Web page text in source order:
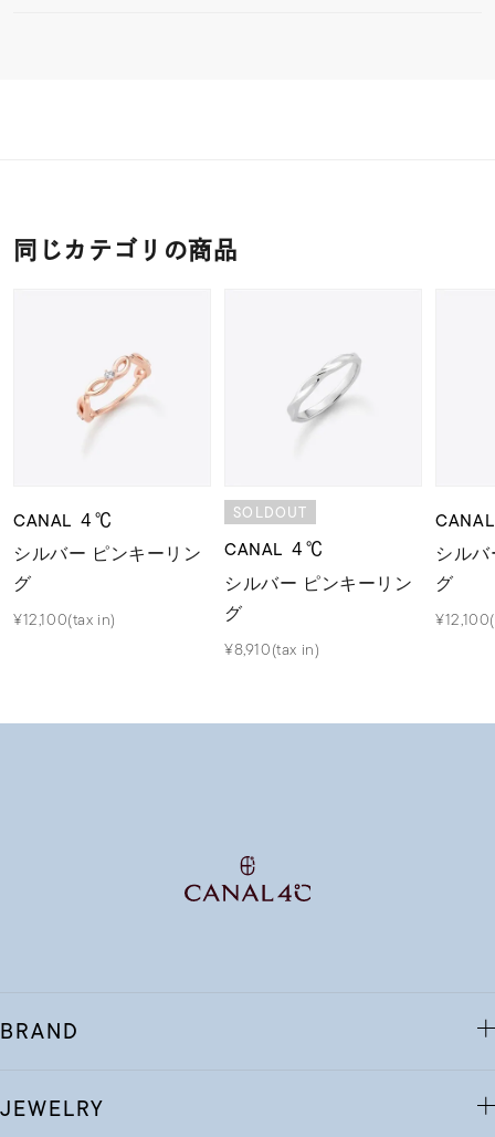
同じカテゴリの商品
CANAL ４℃
シルバー ピンキーリン
グ
¥12,100(tax in)
SOLDOUT
CANAL ４℃
シルバー ピンキーリン
グ
¥8,910(tax in)
シル
グ
BRAND
JEWELRY